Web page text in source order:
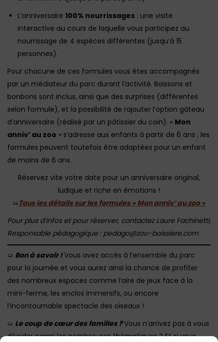
L’anniversaire 100% nourrissages : une visite
interactive au cours de laquelle vous participez au
nourrissage de 4 espèces différentes (jusqu’à 15
personnes).
Pour chacune de ces formules vous êtes accompagnés
par un médiateur du parc durant l’activité. Boissons et
bonbons sont inclus, ainsi que des surprises (différentes
selon formule), et la possibilité de rajouter l’option gâteau
d’anniversaire (réalisé par un pâtissier du coin). « Mon
anniv’ au zoo » s’adresse aux enfants à partir de 6 ans ; les
formules peuvent toutefois être adaptées pour un enfant
de moins de 6 ans.
Réservez vite votre date pour un anniversaire original,
ludique et riche en émotions !
➯Tous les détails sur les formules « Mon anniv’ au zoo »
Pour plus d’infos et pour réserver, contactez Laure Fachinetti,
Responsable pédagogique : pedago@zoo-boissiere.com
➯ Bon à savoir !Vous avez accès à l’ensemble du parc
pour la journée et vous aurez ainsi la chance de profiter
des nombreux espaces comme l’aire de jeux face à la
mini-ferme, les enclos immersifs, ou encore
l’incontournable spectacle des oiseaux !
➯ Le coup de cœur des familles ?Vous n’arrivez pas à vous
décider parmi les nombreuses thématiques ? Et si vous